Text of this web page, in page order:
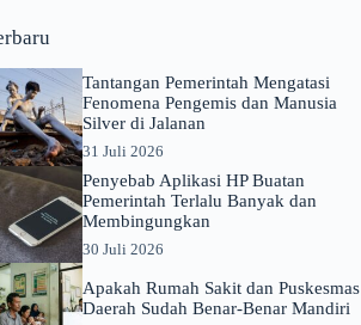
Tantangan Pemerintah Mengatasi
Fenomena Pengemis dan Manusia
Silver di Jalanan
31 Juli 2026
Penyebab Aplikasi HP Buatan
Pemerintah Terlalu Banyak dan
Membingungkan
30 Juli 2026
Apakah Rumah Sakit dan Puskesmas
Daerah Sudah Benar-Benar Mandiri